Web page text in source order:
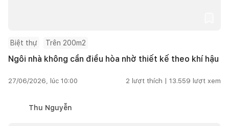
Biệt thự Trên 200m2
Ngôi nhà không cần điều hòa nhờ thiết kế theo khí hậu
27/06/2026, lúc 10:00 2 lượt thích | 13.559 lượt xem
Thu Nguyễn